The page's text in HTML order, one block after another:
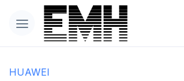
HUAWEI